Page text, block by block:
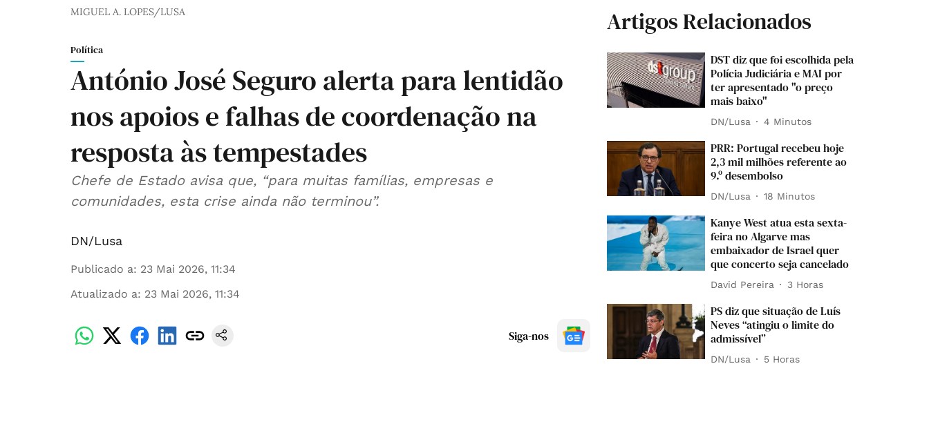
MIGUEL A. LOPES/LUSA
Política
António José Seguro alerta para lentidão
nos apoios e falhas de coordenação na
resposta às tempestades
Chefe de Estado avisa que, “para muitas famílias, empresas e
comunidades, esta crise ainda não terminou”.
DN/Lusa
Publicado a: 23 Mai 2026, 11:34
Atualizado a: 23 Mai 2026, 11:34
Siga-nos
Artigos Relacionados
DST diz que foi escolhida pela
Polícia Judiciária e MAI por
ter apresentado "o preço
mais baixo"
DN/Lusa 4 Minutos
PRR: Portugal recebeu hoje
2,3 mil milhões referente ao
9.º desembolso
DN/Lusa 18 Minutos
Kanye West atua esta sexta-
feira no Algarve mas
embaixador de Israel quer
que concerto seja cancelado
David Pereira 3 Horas
PS diz que situação de Luís
Neves “atingiu o limite do
admissível”
DN/Lusa 5 Horas